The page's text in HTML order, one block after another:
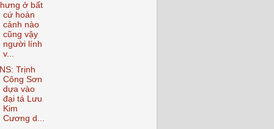
ở bất
cứ hoàn
cảnh nào
cũng vậy
người lính
v...
Trịnh
Công Sơn
dựa vào
đại tá Lưu
Kim
Cương d...